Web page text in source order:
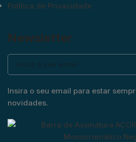
Política de Privacidade
Newsletter
Insira o seu email para estar
novidades.